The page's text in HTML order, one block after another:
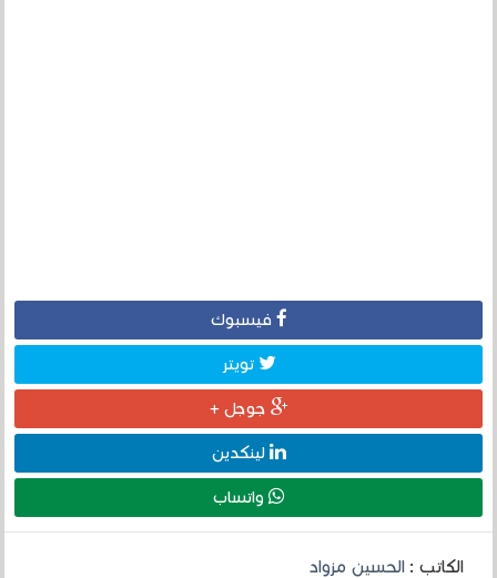
فيسبوك
تويتر
جوجل +
لينكدين
واتساب
الكاتب :الحسين مزواد